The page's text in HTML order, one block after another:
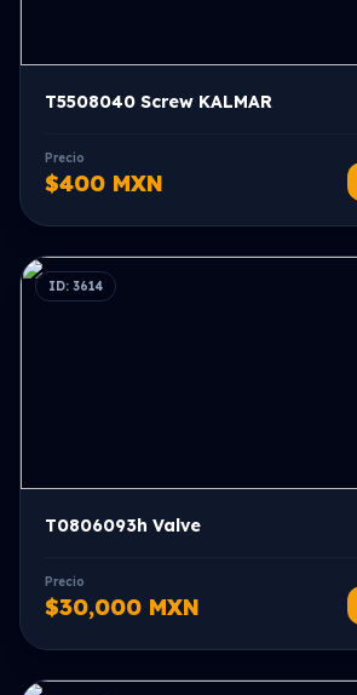
T5508040 Screw KALMAR
Precio
$400 MXN
ID: 3614
T0806093h Valve
Precio
$30,000 MXN